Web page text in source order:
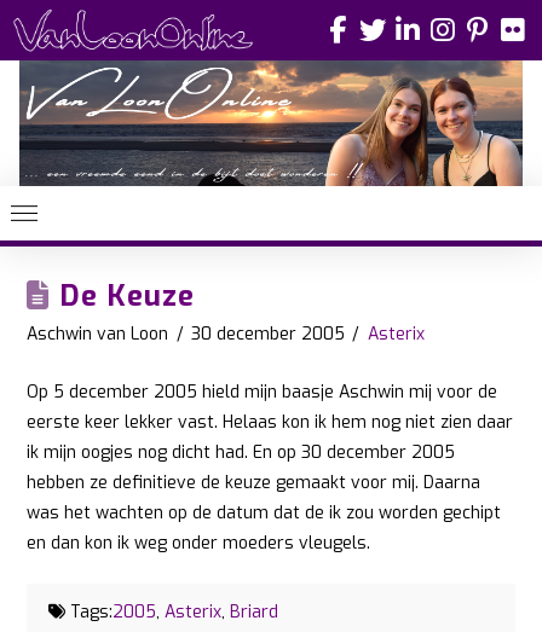
De Keuze
Aschwin van Loon 30 december 2005 Asterix
Op 5 december 2005 hield mijn baasje Aschwin mij voor de
eerste keer lekker vast. Helaas kon ik hem nog niet zien daar
ik mijn oogjes nog dicht had. En op 30 december 2005
hebben ze definitieve de keuze gemaakt voor mij. Daarna
was het wachten op de datum dat de ik zou worden gechipt
en dan kon ik weg onder moeders vleugels.
Tags:2005,Asterix,Briard